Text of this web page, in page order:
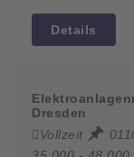
Details
Dresden
Vollzeit